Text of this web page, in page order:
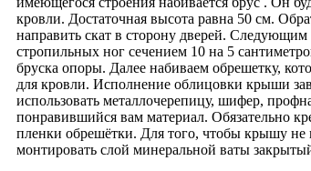
кровли. Достаточная высота равна 50 см.
направить скат в сторону дверей. Следующим
стропильных ног сечением 10 на 5
бруска опоры. Далее набиваем обрешетку,
для кровли. Исполнение облицовки крыши
использовать металлочерепицу, шифер,
понравившийся вам материал. Обязательно
пленки обрешётки. Для того, чтобы крышу не
монтировать слой минеральной ваты